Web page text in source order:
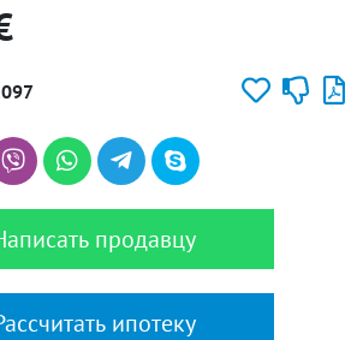
продавцу
ипотеку